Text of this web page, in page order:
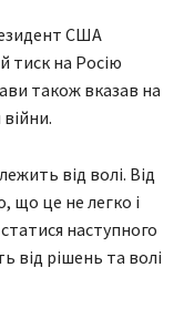
США
тиск на Росію
також вказав на
від волі. Від
що це не легко і
наступного
від рішень та волі